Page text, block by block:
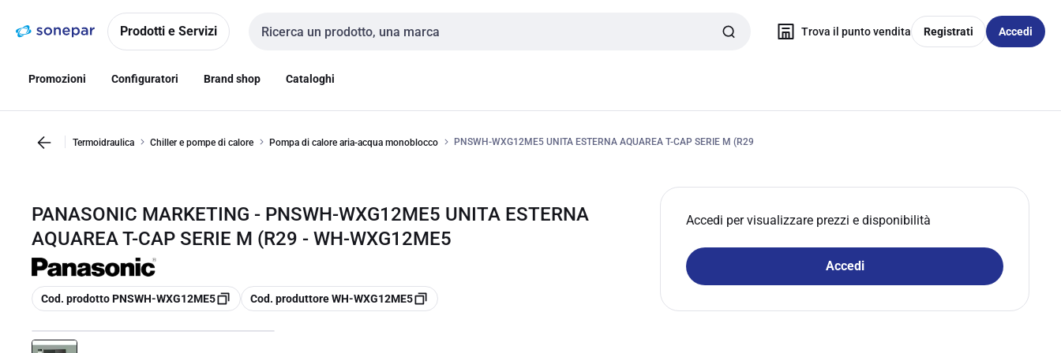
navigazionealla
Prodotti e Servizi
Cerca input
Trova il punto vendita Registrati Accedi
Promozioni Configuratori Brand shop Cataloghi
Termoidraulica Chiller e pompe di calore Pompa di calore aria-acqua monoblocco PNSWH-WXG12ME5 UNITA ESTERNA AQUAREA T-CAP SERIE M (R29
PANASONIC MARKETING - PNSWH-WXG12ME5 UNITA ESTERNA
AQUAREA T-CAP SERIE M (R29 - WH-WXG12ME5
copia
Cod. prodotto PNSWH-WXG12ME5 copia
Cod. produttore WH-WXG12ME5
Accedi per visualizzare prezzi e disponibilità
Accedi